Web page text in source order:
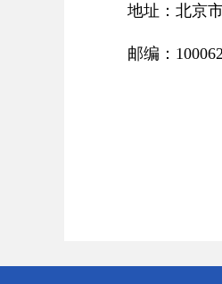
地址：北京
邮编：100062